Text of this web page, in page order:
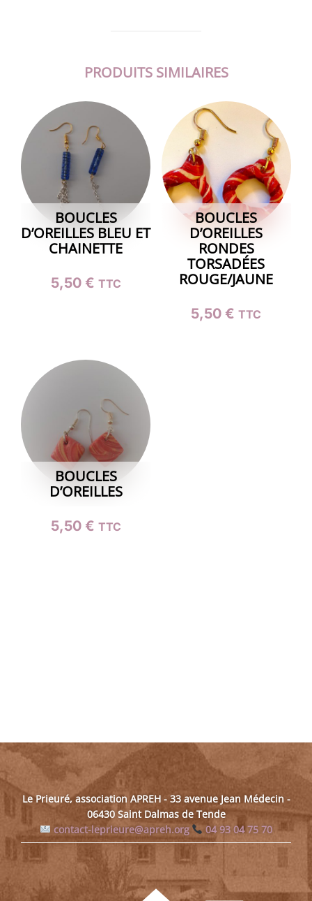
PRODUITS SIMILAIRES
BOUCLES
D’OREILLES BLEU ET
CHAINETTE
5,50 € TTC
BOUCLES
D’OREILLES
RONDES
TORSADÉES
ROUGE/JAUNE
5,50€ TTC
BOUCLES
D’OREILLES
5,50 € TTC
Le Prieuré, association APREH - 33 avenue Jean Médecin -
06430 Saint Dalmas de Tende
contact-leprieure@apreh.org
04 93 04 75 70